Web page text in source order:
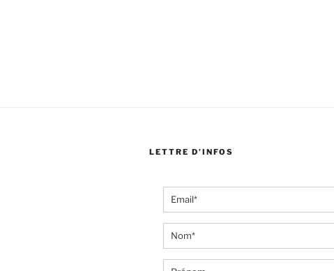
LETTRE D’INFOS